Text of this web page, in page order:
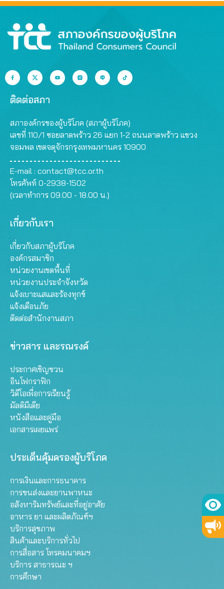
ติดต่อสภา
สภาองค์กรของผู้บริโภค (สภาผู้บริโภค)
เลขที่ 110/1 ซอยลาดพร้าว 26 แยก 1-2 ถนนลาดพร้าว แขวง
จอมพล เขตจตุจักรกรุงเทพมหานคร 10900
E-mail : contact@tcc.or.th
โทรศัพท์ 0-2938-1502
(เวลาทำการ 09.00 - 18.00 น.)
เกี่ยวกับเรา
เกี่ยวกับสภาผู้บริโภค
องค์กรสมาชิก
หน่วยงานเขตพื้นที่
หน่วยงานประจำจังหวัด
แจ้งเบาะแสและร้องทุกข์
แจ้งเตือนภัย
ติดต่อสำนักงานสภา
ข่าวสาร และรณรงค์
ประกาศเชิญชวน
อินโฟกราฟิก
วิดีโอเพื่อการเรียนรู้
มัลติมีเดีย
หนังสือและคู่มือ
เอกสารเผยแพร่
ประเด็นคุ้มครองผู้บริโภค
การเงินและการธนาคาร
การขนส่งและยานพาหนะ
อสังหาริมทรัพย์และที่อยู่อาศัย
อาหาร ยา และผลิตภัณฑ์ฯ
บริการสุขภาพ
สินค้าและบริการทั่วไป
การสื่อสาร โทรคมนาคมฯ
บริการ สาธารณะ ฯ
การศึกษา